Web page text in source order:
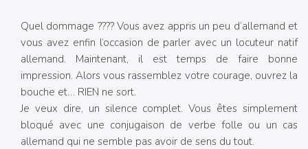
Quel dommage ???? Vous avez appris un peu d’allemand et
vous avez enfin l’occasion de parler avec un locuteur natif
allemand. Maintenant, il est temps de faire bonne
impression. Alors vous rassemblez votre courage, ouvrez la
bouche et… RIEN ne sort.
Je veux dire, un silence complet. Vous êtes simplement
bloqué avec une conjugaison de verbe folle ou un cas
allemand qui ne semble pas avoir de sens du tout.